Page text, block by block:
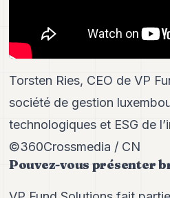
Torsten Ries, CEO de VP
société de gestion
technologiques et ESG de
©360Crossmedia / CN
Pouvez-vous